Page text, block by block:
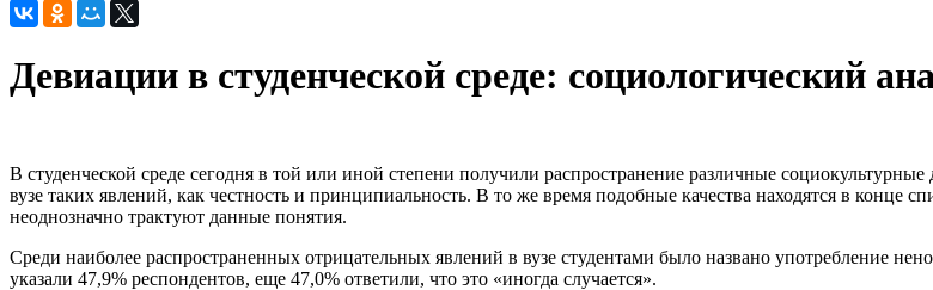
Девиации в студенческой среде: социологический
В студенческой среде сегодня в той или иной степени получили распространение различные
вузе таких явлений, как честность и принципиальность. В то же время подобные качества находятся в конце
неоднозначно трактуют данные понятия.
Среди наиболее распространенных отрицательных явлений в вузе студентами было названо употребление
указали 47,9% респондентов, еще 47,0% ответили, что это «иногда случается».